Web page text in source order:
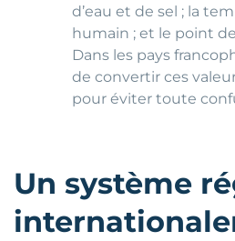
d’eau et de sel ; la
humain ; et le point
Dans les pays
de convertir ces
pour éviter toute
Un système